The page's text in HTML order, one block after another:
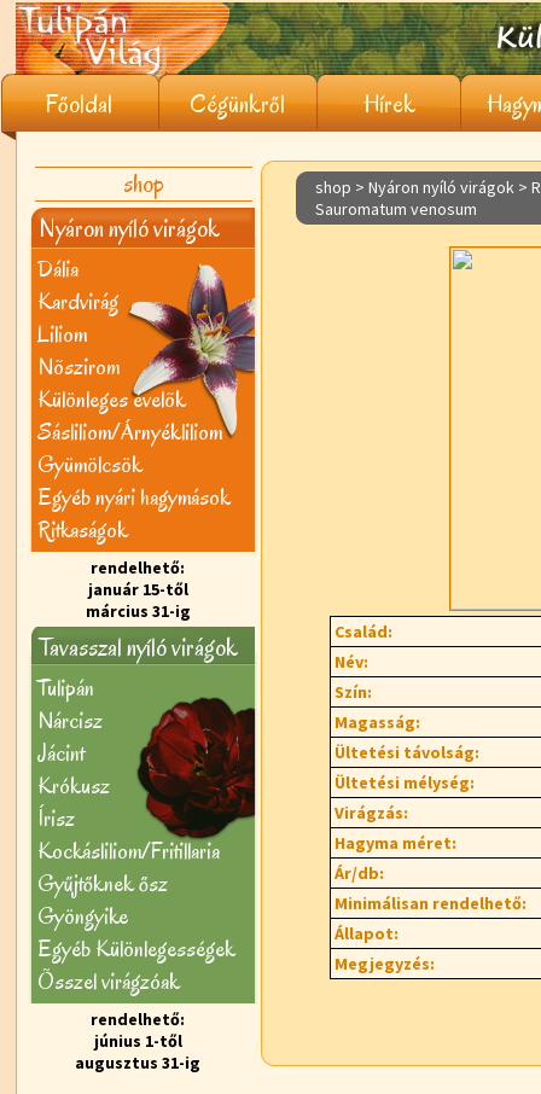
Főoldal Cégünkről Hírek
shop
Nyáron nyíló virágok
Dália
Kardvirág
Liliom
Nõszirom
Különleges évelõk
Sásliliom/Árnyékliliom
Gyümölcsök
Egyéb nyári hagymások
Ritkaságok
rendelhető:
január 15-től
március 31-ig
Tavasszal nyíló virágok
Tulipán
Nárcisz
Jácint
Krókusz
Írisz
Kockásliliom/Fritillaria
Gyűjtőknek ősz
Gyöngyike
Egyéb Különlegességek
Õsszel virágzóak
rendelhető:
június 1-től
augusztus 31-ig
shop > Nyáron nyíló virágok >
Sauromatum venosum
Család:
Név:
Szín:
Magasság:
Ültetési távolság:
Ültetési mélység:
Virágzás:
Hagyma méret:
Ár/db:
Minimálisan rendelhető:
Állapot:
Megjegyzés: